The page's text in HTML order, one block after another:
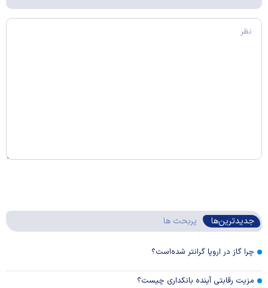
جدیدترین‌ها پربحث ها
چرا گاز در اروپا گرانتر شده‌است؟
مزیت رقابتی آینده بانکداری چیست؟